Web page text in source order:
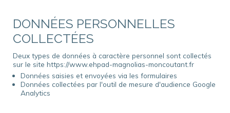
DONNÉES PERSONNELLES
COLLECTÉES
Deux types de données à caractère personnel sont collectés
sur le site https://www.ehpad-magnolias-moncoutant.fr
Données saisies et envoyées via les formulaires
Données collectées par l'outil de mesure d'audience Google
Analytics